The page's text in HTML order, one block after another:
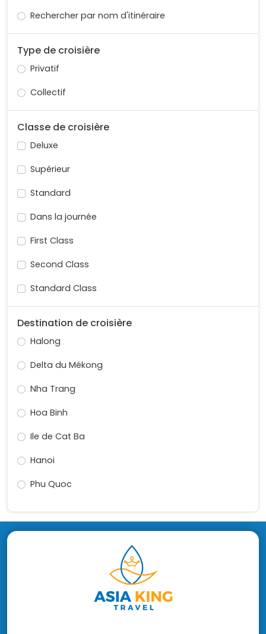
Rechercher par nom d'itinéraire
Type de croisière
Privatif
Collectif
Classe de croisière
Deluxe
Supérieur
Standard
Dans la journée
First Class
Second Class
Standard Class
Destination de croisière
Halong
Delta du Mékong
Nha Trang
Hoa Binh
Ile de Cat Ba
Hanoi
Phu Quoc